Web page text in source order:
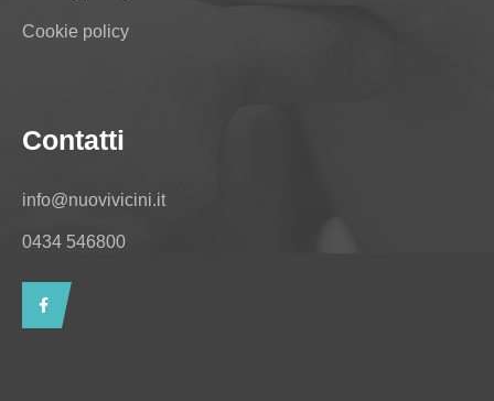
Cookie policy
Contatti
info@nuovivicini.it
0434 546800